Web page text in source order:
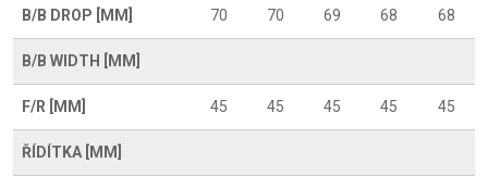
B/B DROP [MM] 70 70 69 68 68
B/B WIDTH [MM]
F/R [MM] 45 45 45 45 45
ŘÍDÍTKA [MM]